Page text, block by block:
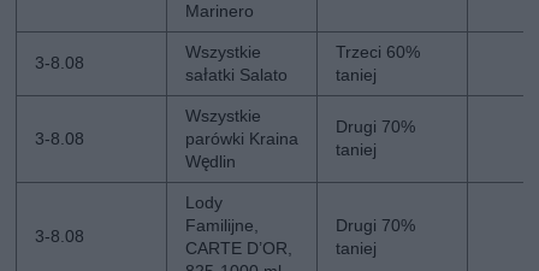
Marinero
3-8.08
Wszystkie
sałatki Salato
Trzeci 60%
taniej
3-8.08
Wszystkie
parówki Kraina
Wędlin
Drugi 70%
taniej
3-8.08
Lody
Familijne,
CARTE D’OR,
Drugi 70%
taniej